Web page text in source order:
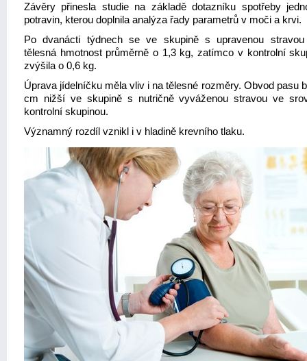
Závěry přinesla studie na základě dotazníku spotřeby
potravin, kterou doplnila analýza řady parametrů v moči a krvi.
Po dvanácti týdnech se ve skupině s upravenou
tělesná hmotnost průměrně o 1,3 kg, zatímco v kontrolní
zvýšila o 0,6 kg.
Úprava jídelníčku měla vliv i na tělesné rozměry. Obvod pasu
cm nižší ve skupině s nutričně vyváženou stravou ve
kontrolní skupinou.
Významný rozdíl vznikl i v hladině krevního tlaku.